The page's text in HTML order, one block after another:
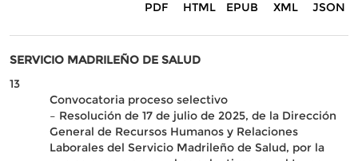
PDF HTML EPUB XML JSON
SERVICIO MADRILEÑO DE SALUD
13
Convocatoria proceso selectivo
– Resolución de 17 de julio de 2025, de la Dirección
General de Recursos Humanos y Relaciones
Laborales del Servicio Madrileño de Salud, por la